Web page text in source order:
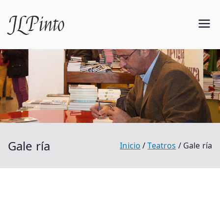
contenido
JLPinto
Gale ría Inicio Teatros Gale ría